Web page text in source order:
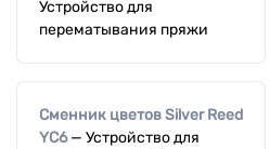
Устройство для
перематывания пряжи
Сменник цветов Silver Reed
YC6— Устройство для